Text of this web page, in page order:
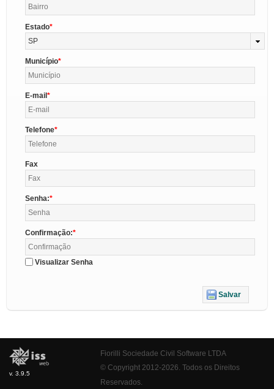
Estado
SP
Município
E-mail
Telefone
Fax
Senha:
Confirmação:
Visualizar Senha
Salvar
v. 3.9.5
Fiorilli Sociedade Civil Software LTDA
© Copyright 2012-2026. Todos os Direitos
Reservados.